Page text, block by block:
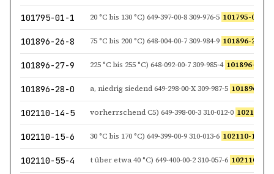
101795-01-1 20 °C bis 130 °C) 649-397-00-8 309-976-5 101795-01-1
101896-26-8 75 °C bis 200 °C) 648-004-00-7 309-984-9 101896-26-8
101896-27-9 225 °C bis 255 °C) 648-092-00-7 309-985-4 101896-27-9
101896-28-0 a, niedrig siedend 649-298-00-X 309-987-5 101896-28-
102110-14-5 vorherrschend C5) 649-398-00-3 310-012-0 102110-
102110-15-6 30 °C bis 170 °C) 649-399-00-9 310-013-6 102110-15-6
102110-55-4 t über etwa 40 °C) 649-400-00-2 310-057-6 102110-55-